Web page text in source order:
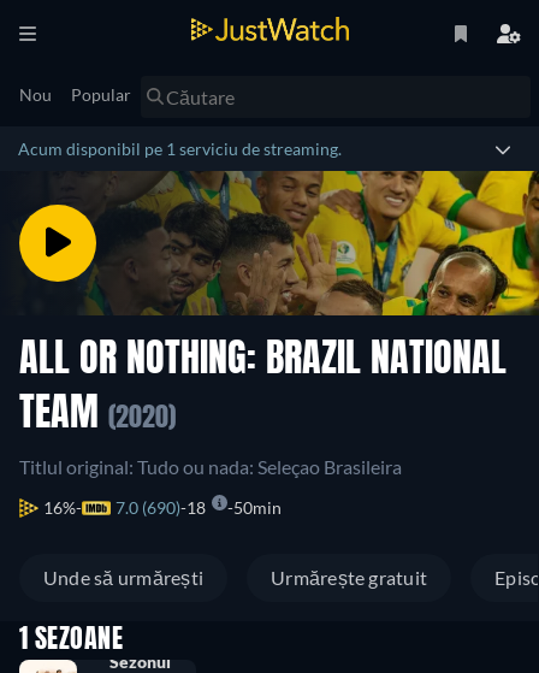
Nou Popular
Acum disponibil pe 1 serviciu de streaming.
ALL OR NOTHING: BRAZIL NATIONAL
TEAM
(2020)
Titlul original: Tudo ou nada: Seleçao Brasileira
16% 7.0 (690) 18 50min
Unde să urmărești Urmărește gratuit
1 SEZOANE
Sezonul